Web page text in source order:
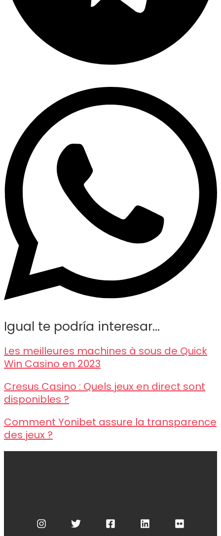
Igual te podría interesar...
Les meilleures machines à sous de Quick
Win Casino en 2023
Cresus Casino : Quels jeux en direct sont
disponibles ?
Comment Yonibet assure la transparence
des jeux ?